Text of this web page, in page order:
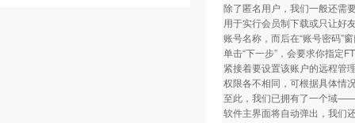
除了匿名用户，我们一般还需
用于实行会员制下载或只让好
账号名称，而后在“账号密码”
单击“下一步”，会要求你指定
紧接着要设置该账户的远程管
权限各不相同，可根据具体情
至此，我们已拥有了一个域
软件主界面将自动弹出，我们